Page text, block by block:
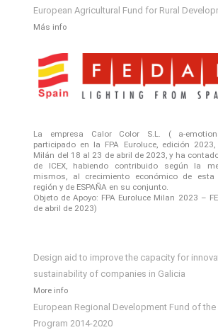
European Agricultural Fund for Rural
Más info
La empresa Calor Color S.L. ( a-
participado en la FPA Euroluce, edición 2023,
Milán del 18 al 23 de abril de 2023, y ha
de ICEX, habiendo contribuido según la
mismos, al crecimiento económico de esta
región y de ESPAÑA en su conjunto.
Objeto de Apoyo: FPA Euroluce Milan 2023 –
de abril de 2023)
Design aid to improve the capacity for
sustainability of companies in Galicia
More info
European Regional Development Fund of the
Program 2014-2020